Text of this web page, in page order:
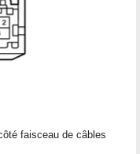
faisceau de câbles